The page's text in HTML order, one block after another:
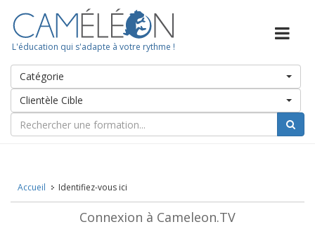
L'éducation qui s'adapte à votre rythme !
Catégorie
Clientèle Cible
Accueil Identifiez-vous ici
Connexion à Cameleon.TV